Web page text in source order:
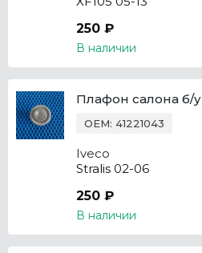
250 ₽
В наличии
Плафон салона б/у
OEM: 41221043
Iveco
Stralis 02-06
250 ₽
В наличии